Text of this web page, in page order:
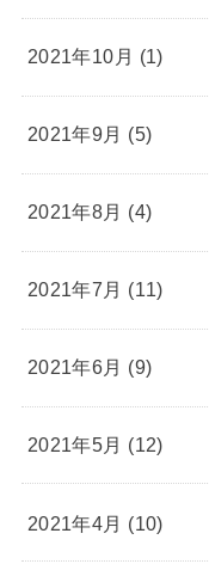
2021年10月 (1)
2021年9月 (5)
2021年8月 (4)
2021年7月 (11)
2021年6月 (9)
2021年5月 (12)
2021年4月 (10)